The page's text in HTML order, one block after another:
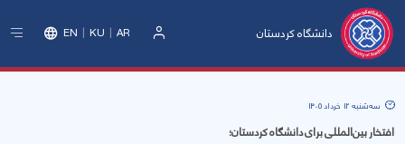
دانشگاه کردستان EN KU AR
سه‌شنبه 12 خرداد 1405
افتخار بین‌المللی برای دانشگاه کردستان؛